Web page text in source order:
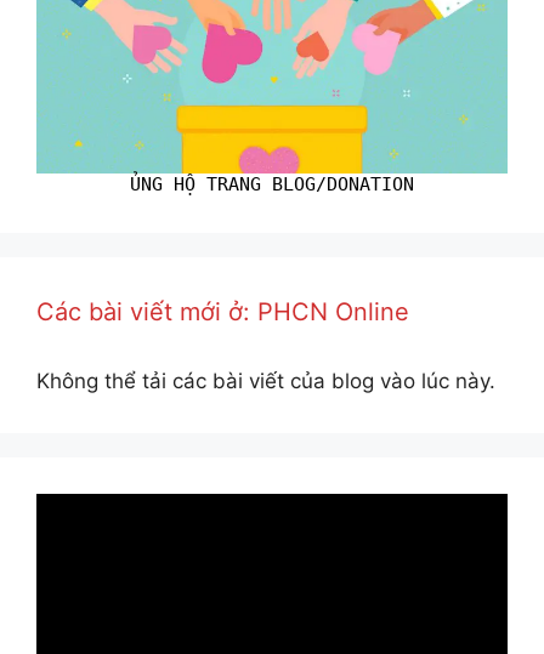
ỦNG HỘ TRANG BLOG/DONATION
Các bài viết mới ở: PHCN Online
Không thể tải các bài viết của blog vào lúc này.